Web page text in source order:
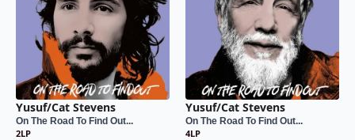
Yusuf/Cat Stevens
On The Road To Find Out...
2LP
Yusuf/Cat Stevens
On The Road To Find Out...
4LP